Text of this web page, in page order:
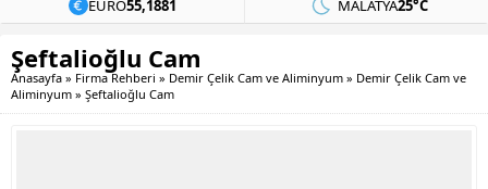
EURO55,1881 MALATYA25°C
Şeftalioğlu Cam
Anasayfa » Firma Rehberi » Demir Çelik Cam ve Aliminyum » Demir Çelik Cam ve
Aliminyum » Şeftalioğlu Cam